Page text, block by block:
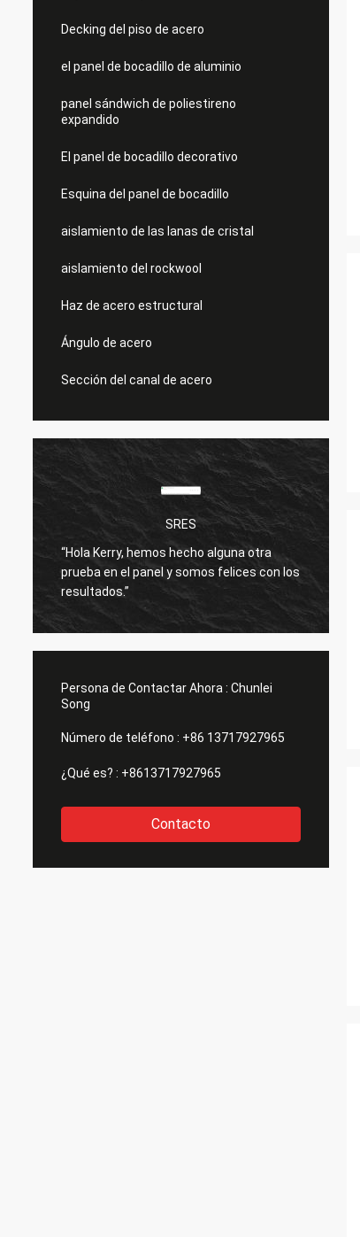
Decking del piso de acero
el panel de bocadillo de aluminio
panel sándwich de poliestireno
expandido
El panel de bocadillo decorativo
Esquina del panel de bocadillo
aislamiento de las lanas de cristal
aislamiento del rockwool
Haz de acero estructural
Ángulo de acero
Sección del canal de acero
SRES
“Hola Kerry, hemos hecho alguna otra
prueba en el panel y somos felices con los
resultados.”
Persona de Contactar Ahora : Chunlei
Song
Número de teléfono : +86 13717927965
¿Qué es? : +8613717927965
Contacto